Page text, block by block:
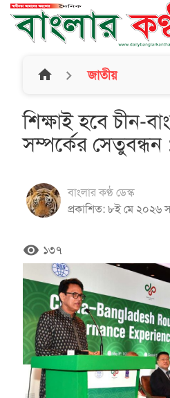
home জাতীয়
শিক্ষাই হবে চীন-
সম্পর্কের সেতুবন্ধন :
বাংলার কণ্ঠ ডেস্ক
প্রকাশিত: ৮ই মে ২০২৬
remove_red_eye ১৩৭